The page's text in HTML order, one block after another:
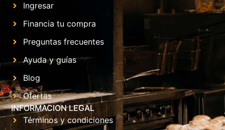
Ingresar
Financia tu compra
Preguntas frecuentes
Ayuda y guías
Blog
Ofertas
INFORMACION LEGAL
Términos y condiciones